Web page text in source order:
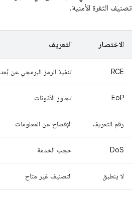
تصنيف الثغرة الأمنية.
الاختصار التعريف
RCE تنفيذ الرمز البرمجي عن بُعد
EoP تجاوز الأذونات
رقم التعريف الإفصاح عن المعلومات
DoS حجب الخدمة
لا ينطبق التصنيف غير متاح